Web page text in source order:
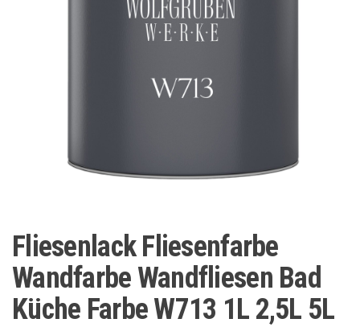
Fliesenlack Fliesenfarbe
Wandfarbe Wandfliesen Bad
Küche Farbe W713 1L 2,5L 5L